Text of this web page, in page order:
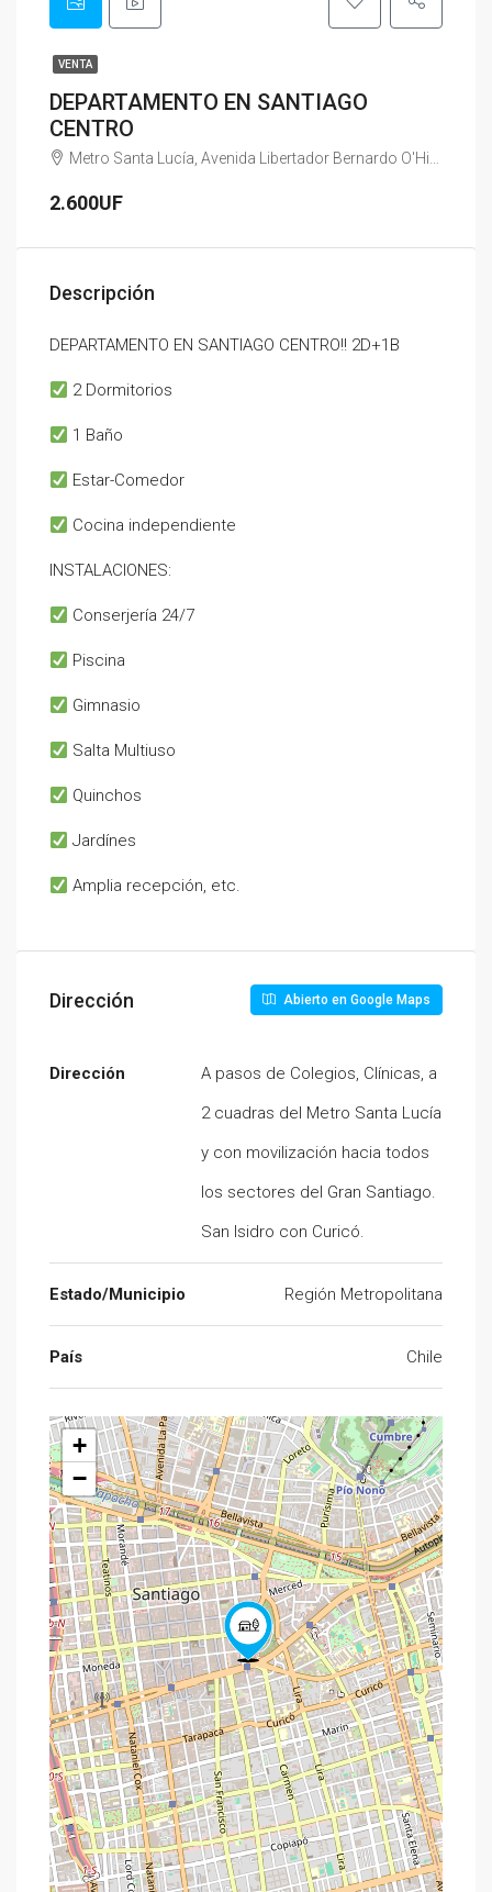
VENTA
DEPARTAMENTO EN SANTIAGO
CENTRO
Metro Santa Lucía, Avenida Libertador Bernardo O'Higgins, Barrio Lastarria, Santiago, Provincia de Santiago, Región Metropolitana de Santiago, 8330069, Chile
2.600UF
Descripción
DEPARTAMENTO EN SANTIAGO CENTRO!! 2D+1B
2 Dormitorios
1 Baño
Estar-Comedor
Cocina independiente
INSTALACIONES:
Conserjería 24/7
Piscina
Gimnasio
Salta Multiuso
Quinchos
Jardínes
Amplia recepción, etc.
Dirección Abierto en Google Maps
Dirección
A pasos de Colegios, Clínicas, a
2 cuadras del Metro Santa Lucía
y con movilización hacia todos
los sectores del Gran Santiago.
San Isidro con Curicó.
Estado/Municipio Región Metropolitana
País Chile
+
−